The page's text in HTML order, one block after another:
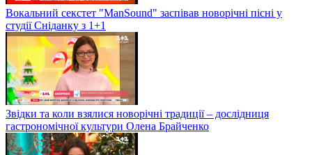
Вокальний секстет "ManSound" заспівав новорічні пісні у
студії Сніданку з 1+1
Звідки та коли взялися новорічні традиції – дослідниця
гастрономічної культури Олена Брайченко